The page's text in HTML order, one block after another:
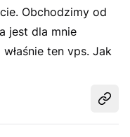
Obchodzimy od
jest dla mnie
ten vps. Jak